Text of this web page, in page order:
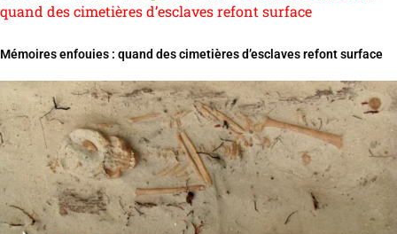
quand des cimetières d’esclaves refont surface
Mémoires enfouies : quand des cimetières d’esclaves refont surface